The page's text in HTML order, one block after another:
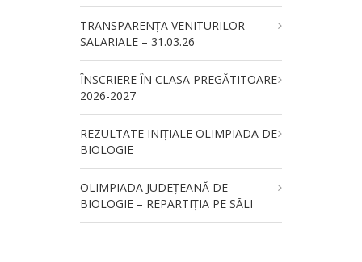
TRANSPARENȚA VENITURILOR
SALARIALE – 31.03.26
ÎNSCRIERE ÎN CLASA PREGĂTITOARE
2026-2027
REZULTATE INIȚIALE OLIMPIADA DE
BIOLOGIE
OLIMPIADA JUDEȚEANĂ DE
BIOLOGIE – REPARTIȚIA PE SĂLI